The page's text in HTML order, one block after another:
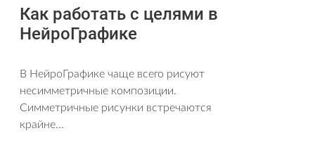
Как работать с целями в
НейроГрафике
В НейроГрафике чаще всего рисуют
несимметричные композиции.
Симметричные рисунки встречаются
крайне...